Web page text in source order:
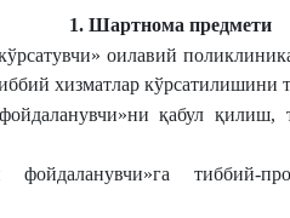
1. Шартнома предмети
оилавий
хизматлар кўрсатилишини
қабул қилиш,
фойдаланувчи»га тиббий-